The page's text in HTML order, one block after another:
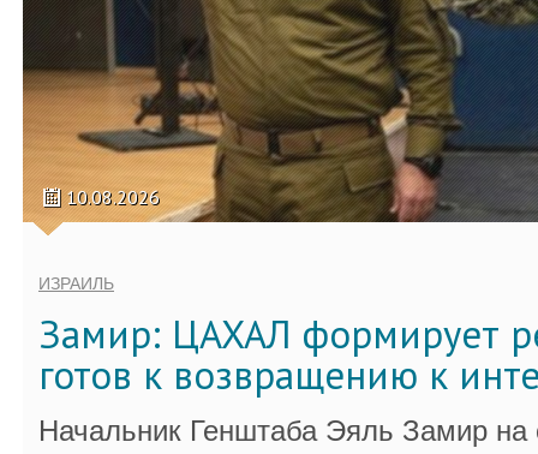
10.08.2026
ИЗРАИЛЬ
Замир: ЦАХАЛ формирует
готов к возвращению к
Начальник Генштаба Эяль Замир